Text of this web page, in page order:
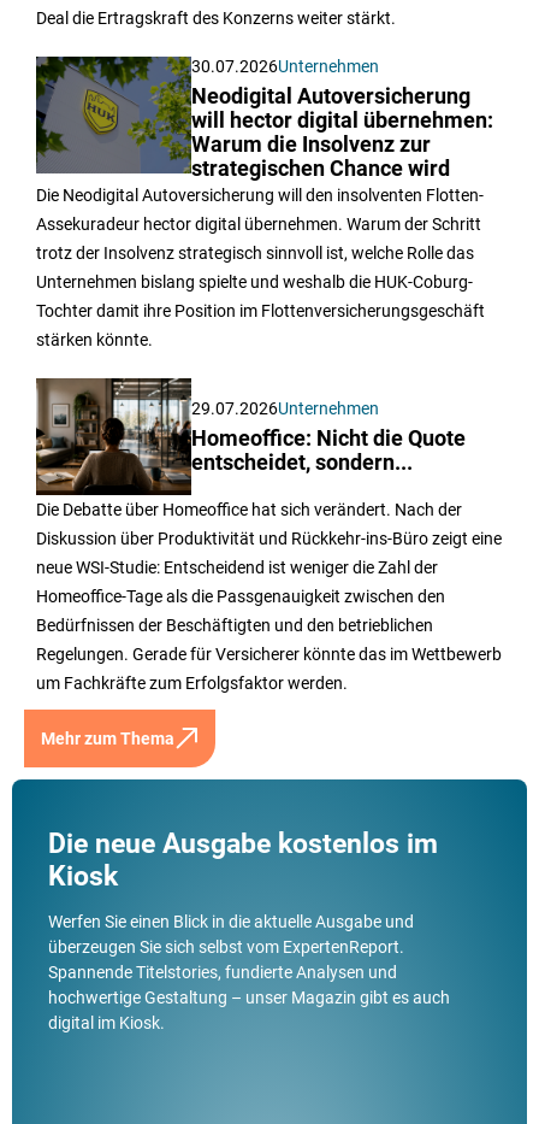
Deal die Ertragskraft des Konzerns weiter stärkt.
30.07.2026Unternehmen
Neodigital Autoversicherung
will hector digital übernehmen:
Warum die Insolvenz zur
strategischen Chance wird
Die Neodigital Autoversicherung will den insolventen Flotten-
Assekuradeur hector digital übernehmen. Warum der Schritt
trotz der Insolvenz strategisch sinnvoll ist, welche Rolle das
Unternehmen bislang spielte und weshalb die HUK-Coburg-
Tochter damit ihre Position im Flottenversicherungsgeschäft
stärken könnte.
29.07.2026Unternehmen
Homeoffice: Nicht die Quote
entscheidet, sondern...
Die Debatte über Homeoffice hat sich verändert. Nach der
Diskussion über Produktivität und Rückkehr-ins-Büro zeigt eine
neue WSI-Studie: Entscheidend ist weniger die Zahl der
Homeoffice-Tage als die Passgenauigkeit zwischen den
Bedürfnissen der Beschäftigten und den betrieblichen
Regelungen. Gerade für Versicherer könnte das im Wettbewerb
um Fachkräfte zum Erfolgsfaktor werden.
Mehr zum Thema
Die neue Ausgabe kostenlos im
Kiosk
Werfen Sie einen Blick in die aktuelle Ausgabe und
überzeugen Sie sich selbst vom ExpertenReport.
Spannende Titelstories, fundierte Analysen und
hochwertige Gestaltung – unser Magazin gibt es auch
digital im Kiosk.